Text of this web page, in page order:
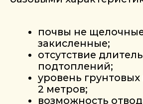
!
ЕСЛИ УЧАСТОК НЕ СООТВЕТСТВУЕТ
ЭТИМ УСЛОВИЯМ, ЗАТРАТЫ НА ЕГО
ПОДГОТОВКУ И ОБСЛУЖИВАНИЕ
САДА ЗНАЧИТЕЛЬНО ВОЗРАСТАЮТ.